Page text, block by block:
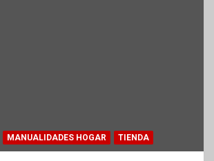
MANUALIDADES HOGAR TIENDA